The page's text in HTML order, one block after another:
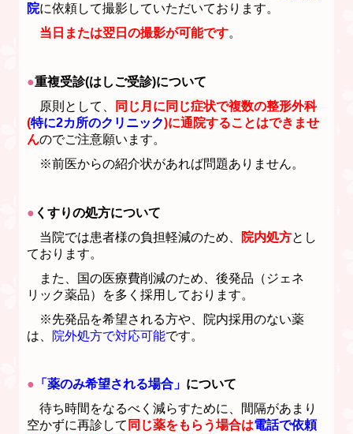
院に依頼して撮影していただいております。
当日または翌日の撮影が可能です。
●重複受診(はしご受診)について
原則として、
同じ月に同じ症状で複数の整形外科
(特に2カ所のクリニック)に通院することはできませ
んのでご注意願います。
※前医からの紹介状があれば問題ありません。
● くすりの処方について
当院では患者様の負担軽減のため、 院内処方とし
ております。
また、国の医療費削減のため、後発品（ジェネ
リック薬品）を多く採用しております。
※先発品を希望される方や、院内採用のない薬
は、
院外処方で対応可能です。
● 「薬のみ希望される場合」 について
待ち時間をなるべく減らすために、間隔があまり
空かずに再診して 同じ薬をもらう場合は電話で依頼